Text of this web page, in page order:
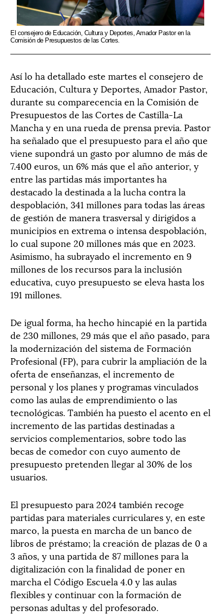
El consejero de Educación, Cultura y Deportes, Amador Pastor en la
Comisión de Presupuestos de las Cortes.
Así lo ha detallado este martes el consejero de
Educación, Cultura y Deportes, Amador Pastor,
durante su comparecencia en la Comisión de
Presupuestos de las Cortes de Castilla-La
Mancha y en una rueda de prensa previa. Pastor
ha señalado que el presupuesto para el año que
viene supondrá un gasto por alumno de más de
7.400 euros, un 6% más que el año anterior, y
entre las partidas más importantes ha
destacado la destinada a la lucha contra la
despoblación, 341 millones para todas las áreas
de gestión de manera trasversal y dirigidos a
municipios en extrema o intensa despoblación,
lo cual supone 20 millones más que en 2023.
Asimismo, ha subrayado el incremento en 9
millones de los recursos para la inclusión
educativa, cuyo presupuesto se eleva hasta los
191 millones.
De igual forma, ha hecho hincapié en la partida
de 230 millones, 29 más que el año pasado, para
la modernización del sistema de Formación
Profesional (FP), para cubrir la ampliación de la
oferta de enseñanzas, el incremento de
personal y los planes y programas vinculados
como las aulas de emprendimiento o las
tecnológicas. También ha puesto el acento en el
incremento de las partidas destinadas a
servicios complementarios, sobre todo las
becas de comedor con cuyo aumento de
presupuesto pretenden llegar al 30% de los
usuarios.
El presupuesto para 2024 también recoge
partidas para materiales curriculares y, en este
marco, la puesta en marcha de un banco de
libros de préstamo; la creación de plazas de 0 a
3 años, y una partida de 87 millones para la
digitalización con la finalidad de poner en
marcha el Código Escuela 4.0 y las aulas
flexibles y continuar con la formación de
personas adultas y del profesorado.